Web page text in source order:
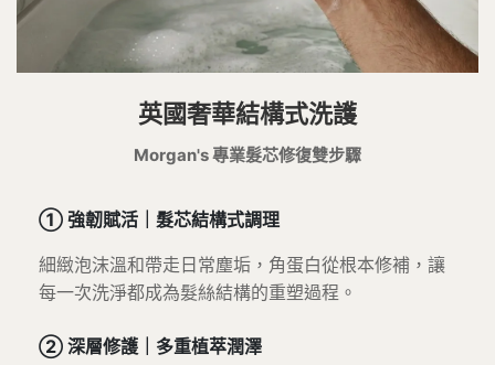
英國奢華結構式洗護
Morgan's 專業髮芯修復雙步驟
① 強韌賦活｜髮芯結構式調理
細緻泡沫溫和帶走日常塵垢，角蛋白從根本修補，讓
每一次洗淨都成為髮絲結構的重塑過程。
② 深層修護｜多重植萃潤澤